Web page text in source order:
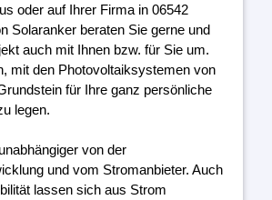
oder auf Ihrer Firma in 06542
Solaranker beraten Sie gerne und
auch mit Ihnen bzw. für Sie um.
mit den Photovoltaiksystemen von
für Ihre ganz persönliche
legen.
von der
und vom Stromanbieter. Auch
lassen sich aus Strom